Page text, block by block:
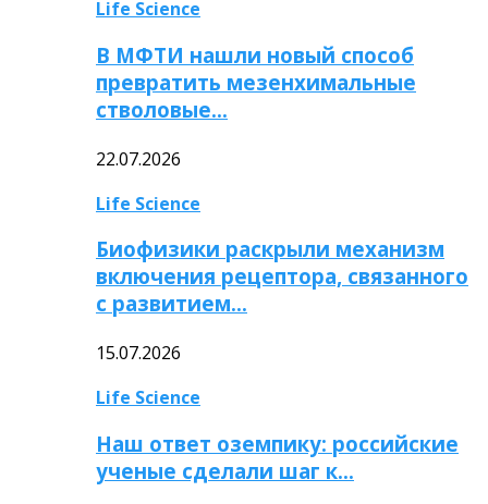
Life Science
В МФТИ нашли новый способ
превратить мезенхимальные
стволовые…
22.07.2026
Life Science
Биофизики раскрыли механизм
включения рецептора, связанного
с развитием…
15.07.2026
Life Science
Наш ответ оземпику: российские
ученые сделали шаг к…